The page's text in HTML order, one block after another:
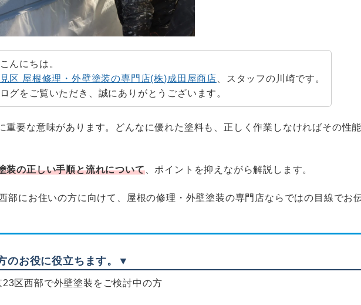
んにちは。
区 屋根修理・外壁塗装の専門店(株)成田屋商店 、スタッフの川崎です。
グをご覧いただき、誠にありがとうございます。
重要な意味があります。どんなに優れた塗料も、正しく作業しなければその性
装の正しい手順と流れについて、ポイントを抑えながら解説します。
部にお住いの方に向けて、
屋根の修理・外壁塗装の専門店ならではの目線でお
のお役に役立ちます。▼
23区西部で外壁塗装をご検討中の方